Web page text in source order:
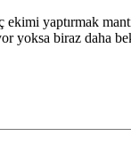
ekimi yaptırmak
yoksa biraz daha